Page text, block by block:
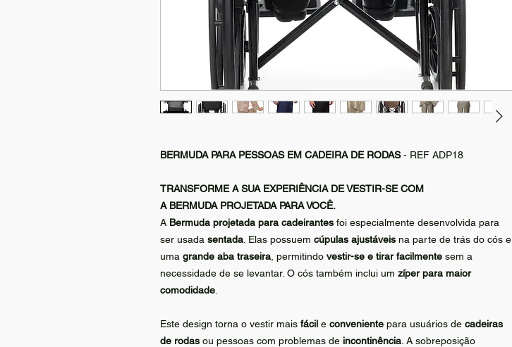
BERMUDA PARA PESSOAS EM CADEIRA DE RODAS- REF ADP18
TRANSFORME A SUA EXPERIÊNCIA DE VESTIR-SE COM
A BERMUDA PROJETADA PARA VOCÊ.
A Bermuda projetada para cadeirantes foi especialmente desenvolvida para
ser usada sentada . Elas possuem cúpulas ajustáveis na parte de trás do cós e
uma grande aba traseira , permitindo vestir-se e tirar facilmente sem a
necessidade de se levantar. O cós também inclui um zíper para maior
comodidade
Este design torna o vestir mais fácil e conveniente para usuários de cadeiras
de rodas ou pessoas com problemas de incontinência . A sobreposição